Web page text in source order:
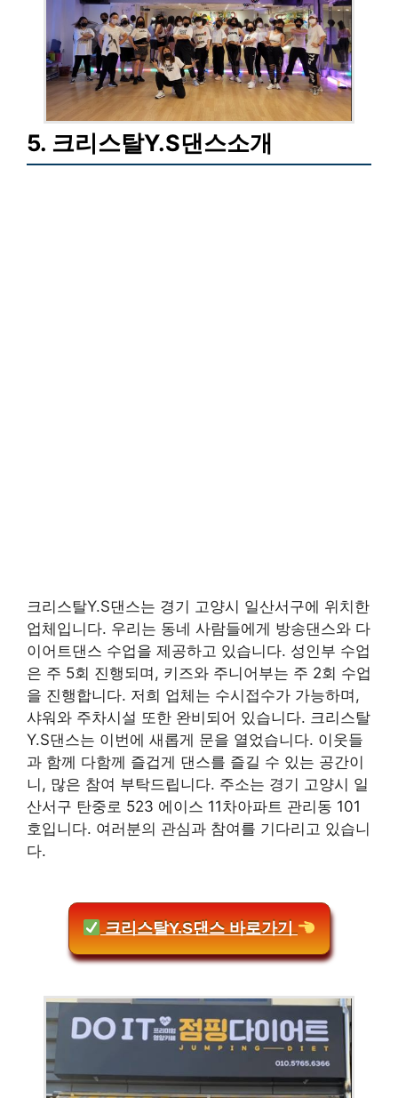
5. 크리스탈Y.S댄스소개
크리스탈Y.S댄스는 경기 고양시 일산서구에 위치한
업체입니다. 우리는 동네 사람들에게 방송댄스와 다
이어트댄스 수업을 제공하고 있습니다. 성인부 수업
은 주 5회 진행되며, 키즈와 주니어부는 주 2회 수업
을 진행합니다. 저희 업체는 수시접수가 가능하며,
샤워와 주차시설 또한 완비되어 있습니다. 크리스탈
Y.S댄스는 이번에 새롭게 문을 열었습니다. 이웃들
과 함께 다함께 즐겁게 댄스를 즐길 수 있는 공간이
니, 많은 참여 부탁드립니다. 주소는 경기 고양시 일
산서구 탄중로 523 에이스 11차아파트 관리동 101
호입니다. 여러분의 관심과 참여를 기다리고 있습니
다.
크리스탈Y.S댄스 바로가기